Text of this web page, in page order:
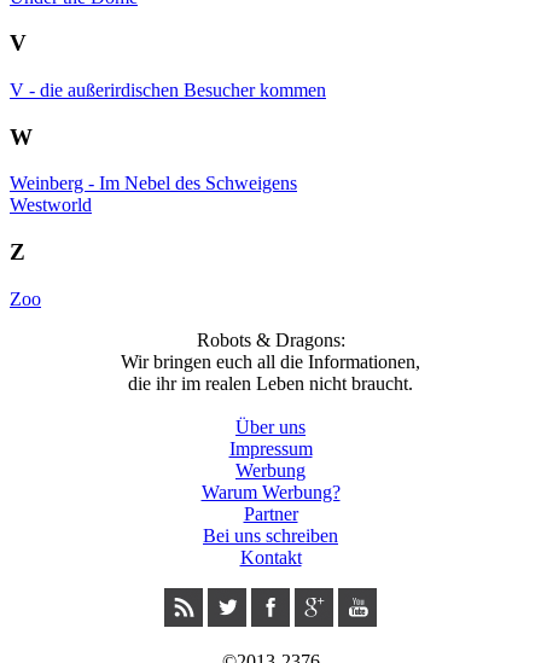
V
V - die außerirdischen Besucher kommen
W
Weinberg - Im Nebel des Schweigens
Westworld
Z
Zoo
Robots & Dragons:
Wir bringen euch all die Informationen,
die ihr im realen Leben nicht braucht.
Über uns
Impressum
Werbung
Warum Werbung?
Partner
Bei uns schreiben
Kontakt